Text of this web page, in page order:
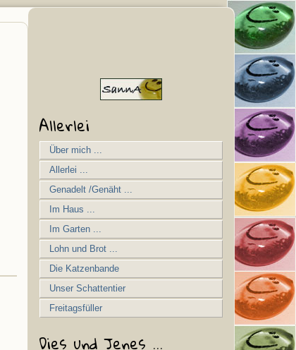
Allerlei
Über mich ...
Allerlei ...
Genadelt /Genäht ...
Im Haus ...
Im Garten ...
Lohn und Brot ...
Die Katzenbande
Unser Schattentier
Freitagsfüller
Dies und Jenes ...